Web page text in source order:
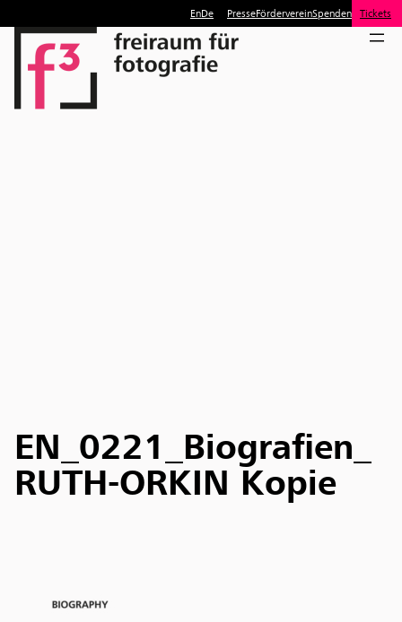
EnDe PresseFördervereinSpenden Tickets
EN_0221_Biografien_
RUTH-ORKIN Kopie